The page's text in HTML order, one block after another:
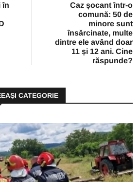
în
Caz șocant într-o
comună: 50 de
minore sunt
însărcinate, multe
dintre ele având doar
11 și 12 ani. Cine
răspunde?
CATEGORIE